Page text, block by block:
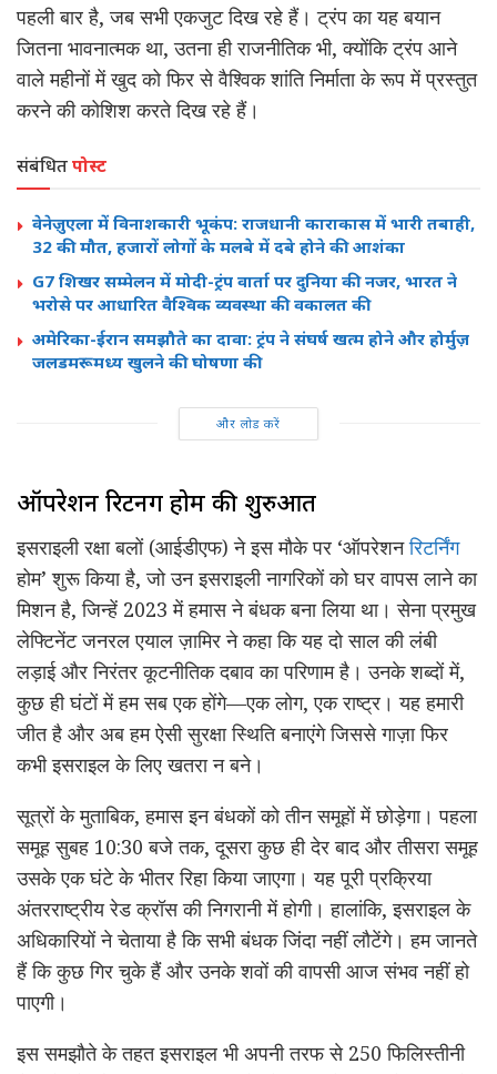
पहली बार है, जब सभी एकजुट दिख रहे हैं। ट्रंप का यह बयान
जितना भावनात्मक था, उतना ही राजनीतिक भी, क्योंकि ट्रंप आने
वाले महीनों में खुद को फिर से वैश्विक शांति निर्माता के रूप में प्रस्तुत
करने की कोशिश करते दिख रहे हैं।
संबंधितपोस्ट
वेनेज़ुएला में विनाशकारी भूकंप: राजधानी काराकास में भारी तबाही,
32 की मौत, हजारों लोगों के मलबे में दबे होने की आशंका
G7 शिखर सम्मेलन में मोदी-ट्रंप वार्ता पर दुनिया की नजर, भारत ने
भरोसे पर आधारित वैश्विक व्यवस्था की वकालत की
अमेरिका-ईरान समझौते का दावा: ट्रंप ने संघर्ष खत्म होने और होर्मुज़
जलडमरूमध्य खुलने की घोषणा की
और लोड करें
ऑपरेशन रिटर्निंग होम की शुरुआत
इसराइली रक्षा बलों (आईडीएफ) ने इस मौके पर ‘ऑपरेशनरिटर्निंग
होम’ शुरू किया है, जो उन इसराइली नागरिकों को घर वापस लाने का
मिशन है, जिन्हें 2023 में हमास ने बंधक बना लिया था। सेना प्रमुख
लेफ्टिनेंट जनरल एयाल ज़ामिर ने कहा कि यह दो साल की लंबी
लड़ाई और निरंतर कूटनीतिक दबाव का परिणाम है। उनके शब्दों में,
कुछ ही घंटों में हम सब एक होंगे—एक लोग, एक राष्ट्र। यह हमारी
जीत है और अब हम ऐसी सुरक्षा स्थिति बनाएंगे जिससे गाज़ा फिर
कभी इसराइल के लिए खतरा न बने।
सूत्रों के मुताबिक, हमास इन बंधकों को तीन समूहों में छोड़ेगा। पहला
समूह सुबह 10:30 बजे तक, दूसरा कुछ ही देर बाद और तीसरा समूह
उसके एक घंटे के भीतर रिहा किया जाएगा। यह पूरी प्रक्रिया
अंतरराष्ट्रीय रेड क्रॉस की निगरानी में होगी। हालांकि, इसराइल के
अधिकारियों ने चेताया है कि सभी बंधक जिंदा नहीं लौटेंगे। हम जानते
हैं कि कुछ गिर चुके हैं और उनके शवों की वापसी आज संभव नहीं हो
पाएगी।
इस समझौते के तहत इसराइल भी अपनी तरफ से 250 फिलिस्तीनी